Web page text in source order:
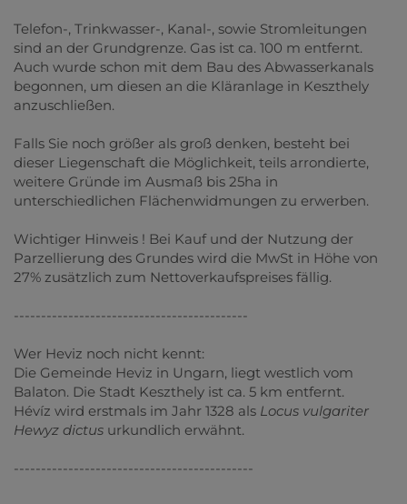
Telefon-, Trinkwasser-, Kanal-, sowie Stromleitungen
sind an der Grundgrenze. Gas ist ca. 100 m entfernt.
Auch wurde schon mit dem Bau des Abwasserkanals
begonnen, um diesen an die Kläranlage in Keszthely
anzuschließen.
Falls Sie noch größer als groß denken, besteht bei
dieser Liegenschaft die Möglichkeit, teils arrondierte,
weitere Gründe im Ausmaß bis 25ha in
unterschiedlichen Flächenwidmungen zu erwerben.
Wichtiger Hinweis ! Bei Kauf und der Nutzung der
Parzellierung des Grundes wird die MwSt in Höhe von
27% zusätzlich zum Nettoverkaufspreises fällig.
-------------------------------------------
Wer Heviz noch nicht kennt:
Die Gemeinde Heviz in Ungarn, liegt westlich vom
Balaton. Die Stadt Keszthely ist ca. 5 km entfernt.
Hévíz wird erstmals im Jahr 1328 als Locus vulgariter
Hewyz dictus urkundlich erwähnt.
--------------------------------------------